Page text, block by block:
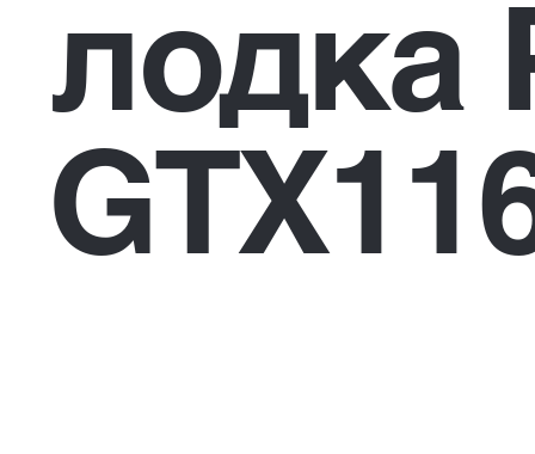
лодка